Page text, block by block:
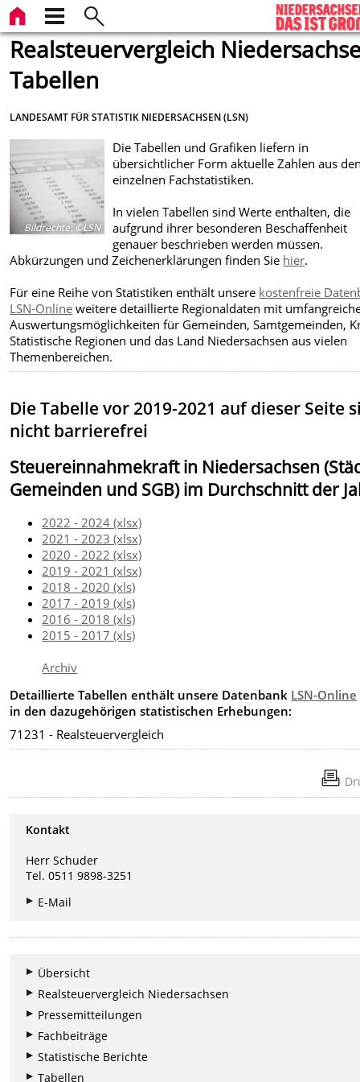
Realsteuervergleich
Tabellen
LANDESAMT FÜR STATISTIK NIEDERSACHSEN (LSN)
Bildrechte:©LSN
Die Tabellen und Grafiken liefern in
übersichtlicher Form aktuelle Zahlen aus
einzelnen Fachstatistiken.
In vielen Tabellen sind Werte enthalten, die
aufgrund ihrer besonderen Beschaffenheit
genauer beschrieben werden müssen.
Abkürzungen und Zeichenerklärungen finden Sie hier.
Für eine Reihe von Statistiken enthält unsere kostenfreie
LSN-Online weitere detaillierte Regionaldaten mit
Auswertungsmöglichkeiten für Gemeinden, Samtgemeinden,
Statistische Regionen und das Land Niedersachsen aus vielen
Themenbereichen.
Die Tabelle vor 2019-2021 auf dieser Seite
nicht barrierefrei
Steuereinnahmekraft in Niedersachsen
Gemeinden und SGB) im Durchschnitt der
2022 - 2024 (xlsx)
2021 - 2023 (xlsx)
2020 - 2022 (xlsx)
2019 - 2021 (xlsx)
2018 - 2020 (xls)
2017 - 2019 (xls)
2016 - 2018 (xls)
2015 - 2017 (xls)
Archiv
Detaillierte Tabellen enthält unsere Datenbank LSN-Online
in den dazugehörigen statistischen Erhebungen:
71231 - Realsteuervergleich
Kontakt
Herr Schuder
Tel. 0511 9898-3251
E-Mail
Übersicht
Realsteuervergleich Niedersachsen
Pressemitteilungen
Fachbeiträge
Statistische Berichte
Tabellen